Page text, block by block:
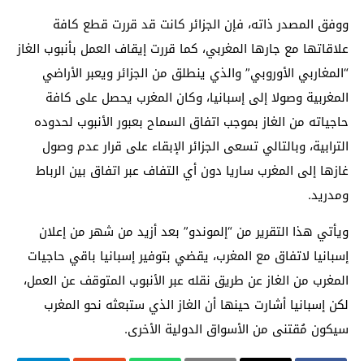
ووفق المصدر ذاته، فإن الجزائر كانت قد قررت قطع كافة
علاقاتها مع جارها المغربي، كما قررت إيقاف العمل بأنبوب الغاز
“المغاربي الأوروبي” والذي ينطلق من الجزائر ويعبر الأراضي
المغربية وصولا إلى إسبانيا، وكان المغرب يحصل على كافة
حاجياته من الغاز بموجب اتفاق السماح بعبور الأنبوب لحدوده
الترابية، وبالتالي تسعى الجزائر الإبقاء على قرار عدم وصول
غازها إلى المغرب ساريا دون أي التفاف عبر اتفاق بين الرباط
ومدريد.
ويأتي هذا التقرير من “إلموندو” بعد أزيد من شهر من إعلان
إسبانيا لاتفاق مع المغرب، يقضي بتوفير إسبانيا باقي حاجيات
المغرب من الغاز عن طريق نقله عبر الأنبوب المتوقف عن العمل،
لكن إسبانيا أشارت حينها أن الغاز الذي ستبعثه نحو المغرب
سيكون مُقتنى من الأسواق الدولية الأخرى.